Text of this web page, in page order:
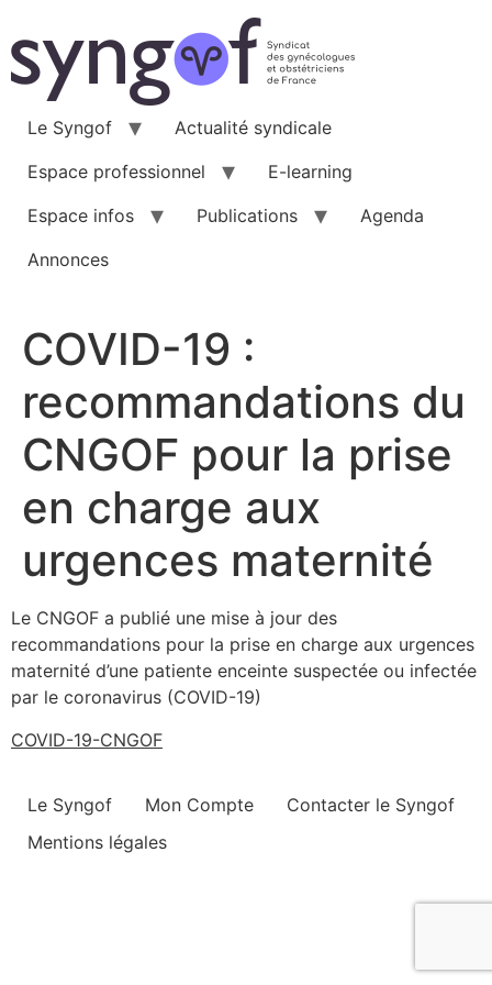
au
contenu
Le Syngof
Actualité syndicale
Espace professionnel
E-learning
Espace infos
Publications
Agenda
Annonces
COVID-19 :
recommandations du
CNGOF pour la prise
en charge aux
urgences maternité
Le CNGOF a publié une mise à jour des
recommandations pour la prise en charge aux urgences
maternité d’une patiente enceinte suspectée ou infectée
par le coronavirus (COVID-19)
COVID-19-CNGOF
Le Syngof Mon Compte
Contacter le Syngof
Mentions légales